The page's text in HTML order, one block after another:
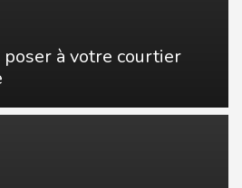
poser à votre courtier